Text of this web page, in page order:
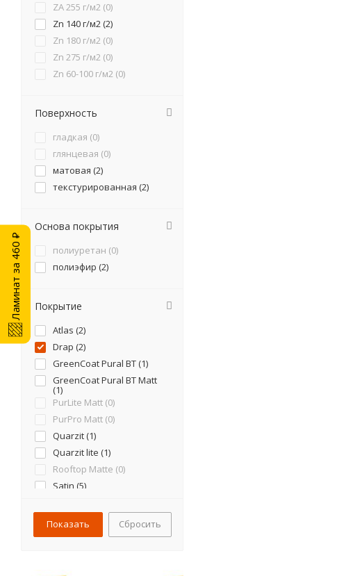
ZA 255 г/м2 (0)
Zn 140 г/м2 (2)
Zn 180 г/м2 (0)
Zn 275 г/м2 (0)
Zn 60-100 г/м2 (0)
Поверхность
гладкая (0)
глянцевая (0)
матовая (2)
текстурированная (2)
Основа покрытия
полиуретан (0)
полиэфир (2)
Покрытие
Atlas (2)
Drap (2)
GreenCoat Pural BT (1)
GreenCoat Pural BT Matt
(1)
PurLite Мatt (0)
PurPro Matt (0)
Quarzit (1)
Quarzit lite (1)
Rooftop Matte (0)
Satin (5)
Полиэстер ( 6)
Сбросить
Ламинат за 460 ₽